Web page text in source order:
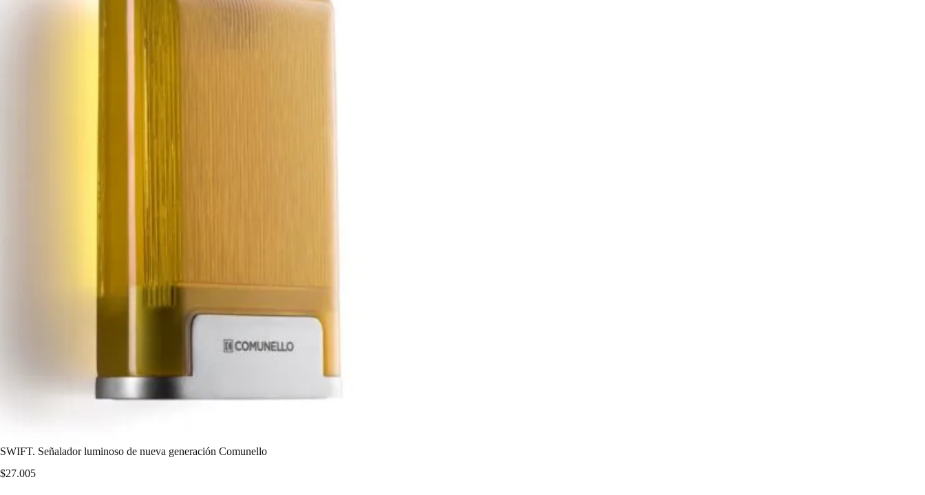
SWIFT. Señalador luminoso de nueva generación Comunello
$27.005